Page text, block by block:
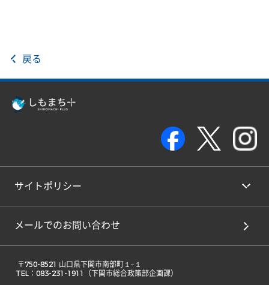
戻る
サイトポリシー
メールでのお問い合わせ
TEL：083-231-1911（下関市総合政策部企画課）